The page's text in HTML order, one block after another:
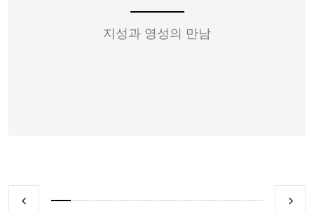
지성과 영성의 만남